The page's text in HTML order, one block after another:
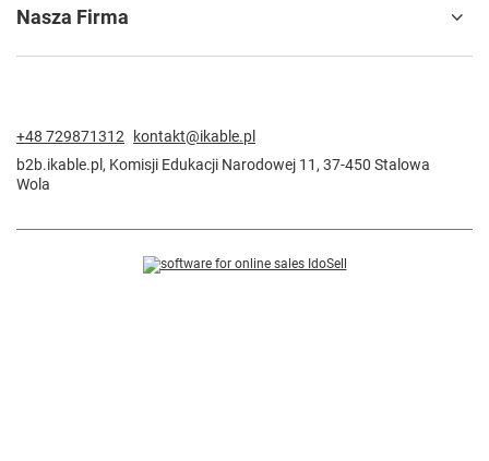
Nasza Firma
+48 729871312
kontakt@ikable.pl
b2b.ikable.pl , Komisji Edukacji Narodowej 11 , 37-450 Stalowa
Wola